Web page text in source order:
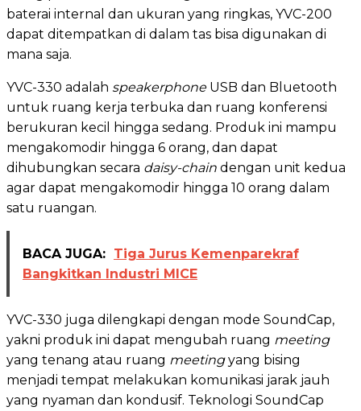
baterai internal dan ukuran yang ringkas, YVC-200
dapat ditempatkan di dalam tas bisa digunakan di
mana saja.
YVC-330 adalah speakerphone USB dan Bluetooth
untuk ruang kerja terbuka dan ruang konferensi
berukuran kecil hingga sedang. Produk ini mampu
mengakomodir hingga 6 orang, dan dapat
dihubungkan secara daisy-chain dengan unit kedua
agar dapat mengakomodir hingga 10 orang dalam
satu ruangan.
BACA JUGA: Tiga Jurus Kemenparekraf
Bangkitkan Industri MICE
YVC-330 juga dilengkapi dengan mode SoundCap,
yakni produk ini dapat mengubah ruang meeting
yang tenang atau ruang meetingyang bising
menjadi tempat melakukan komunikasi jarak jauh
yang nyaman dan kondusif. Teknologi SoundCap